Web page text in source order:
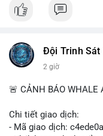
Đội Trinh Sát
2 giờ
🚨 CẢNH BÁO WHALE
Chi tiết giao dịch:
- Mã giao dịch: